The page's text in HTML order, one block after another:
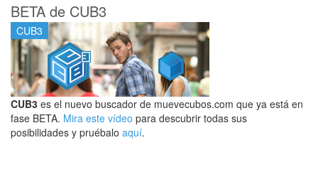
BETA de CUB3
CUB3
CUB3 es el nuevo buscador de muevecubos.com que ya está en
fase BETA. Mira este vídeo para descubrir todas sus
posibilidades y pruébalo aquí.